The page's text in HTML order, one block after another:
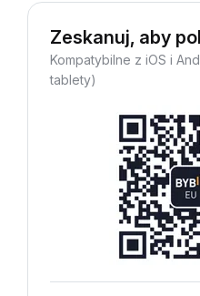
Zeskanuj, aby
Kompatybilne z iOS i
tablety)